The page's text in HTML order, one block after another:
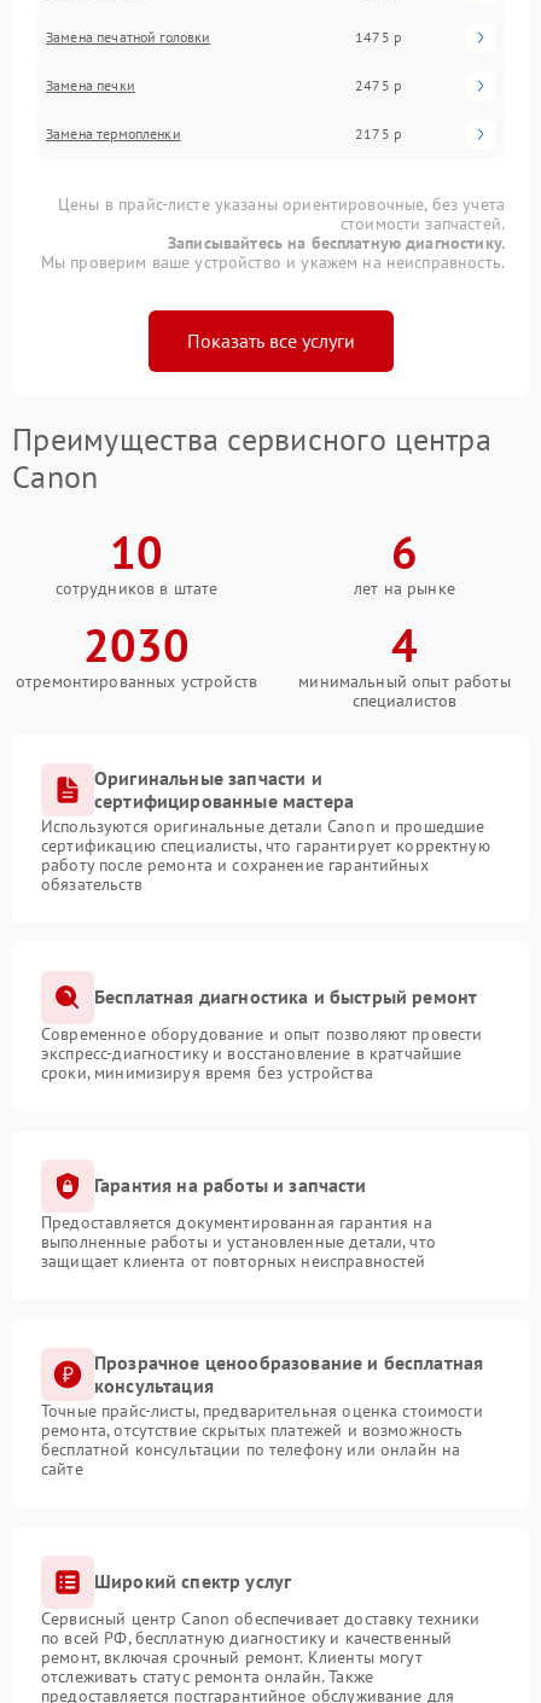
Замена печатной головки 1475 р
Замена печки 2475 р
Замена термопленки 2175 р
Цены в прайс-листе указаны ориентировочные, без учета
стоимости запчастей.
Записывайтесь на бесплатную диагностику.
Мы проверим ваше устройство и укажем на неисправность.
Показать все услуги
Преимущества сервисного центра
Canon
10
сотрудников в штате
6
лет на рынке
2030
отремонтированных устройств
4
минимальный опыт работы
специалистов
Оригинальные запчасти и
сертифицированные мастера
Используются оригинальные детали Canon и прошедшие
сертификацию специалисты, что гарантирует корректную
работу после ремонта и сохранение гарантийных
обязательств
Бесплатная диагностика и быстрый ремонт
Современное оборудование и опыт позволяют провести
экспресс-диагностику и восстановление в кратчайшие
сроки, минимизируя время без устройства
Гарантия на работы и запчасти
Предоставляется документированная гарантия на
выполненные работы и установленные детали, что
защищает клиента от повторных неисправностей
Прозрачное ценообразование и бесплатная
консультация
Точные прайс-листы, предварительная оценка стоимости
ремонта, отсутствие скрытых платежей и возможность
бесплатной консультации по телефону или онлайн на
сайте
Широкий спектр услуг
Сервисный центр Canon обеспечивает доставку техники
по всей РФ, бесплатную диагностику и качественный
ремонт, включая срочный ремонт. Клиенты могут
отслеживать статус ремонта онлайн. Также
предоставляется постгарантийное обслуживание для